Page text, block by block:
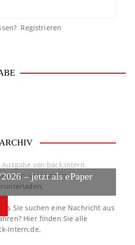
Registrieren
– jetzt als ePaper
Ausgabe von back.intern.
sich Abonnenten
Sie suchen eine Nachricht aus
Hier finden Sie alle
intern.de.